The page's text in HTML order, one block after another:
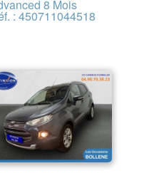
8 Mois
: 450711044518